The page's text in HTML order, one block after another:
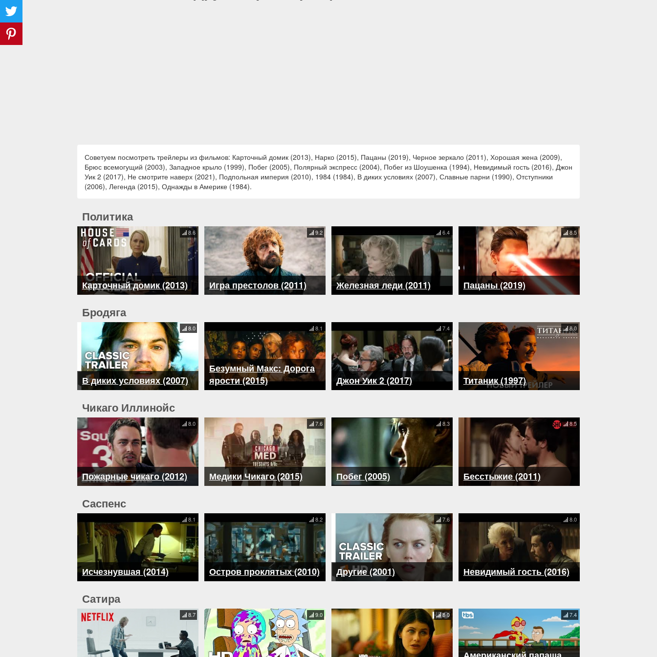
Советуем посмотреть трейлеры из фильмов: Карточный домик (2013), Нарко (2015), Пацаны (2019), Черное зеркало (2011), Хорошая жена (2009),
Брюс всемогущий (2003), Западное крыло (1999), Побег (2005), Полярный экспресс (2004), Побег из Шоушенка (1994), Невидимый гость (2016), Джон
Уик 2 (2017), Не смотрите наверх (2021), Подпольная империя (2010), 1984 (1984), В диких условиях (2007), Славные парни (1990), Отступники
(2006), Легенда (2015), Однажды в Америке (1984).
Политика
Карточный домик (2013)
8.6
Игра престолов (2011)
9.2
Железная леди (2011)
6.4
Пацаны (2019)
8.5
Бродяга
В диких условиях (2007)
8.0
Безумный Макс: Дорога
ярости (2015)
8.1
Джон Уик 2 (2017)
7.4
Титаник (1997)
8.0
Чикаго Иллинойс
Пожарные чикаго (2012)
8.0
Медики Чикаго (2015)
7.6
Побег (2005)
8.3
Бесстыжие (2011)
8.5
Саспенс
Исчезнувшая (2014)
8.1
Остров проклятых (2010)
8.2
Другие (2001)
7.6
Невидимый гость (2016)
8.0
Сатира
8.7 9.0 8.0 7.4